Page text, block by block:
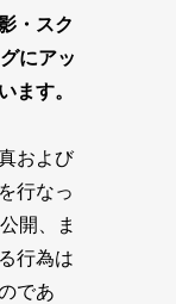
・スク
にアッ
ます。
および
行なっ
開、ま
行為は
であ